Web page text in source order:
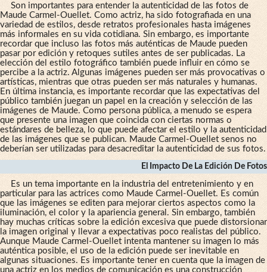
Son importantes para entender la autenticidad de las fotos de
Maude Carmel-Ouellet. Como actriz, ha sido fotografiada en una
variedad de estilos, desde retratos profesionales hasta imágenes
más informales en su vida cotidiana. Sin embargo, es importante
recordar que incluso las fotos más auténticas de Maude pueden
pasar por edición y retoques sutiles antes de ser publicadas. La
elección del estilo fotográfico también puede influir en cómo se
percibe a la actriz. Algunas imágenes pueden ser más provocativas o
artísticas, mientras que otras pueden ser más naturales y humanas.
En última instancia, es importante recordar que las expectativas del
público también juegan un papel en la creación y selección de las
imágenes de Maude. Como persona pública, a menudo se espera
que presente una imagen que coincida con ciertas normas o
estándares de belleza, lo que puede afectar el estilo y la autenticidad
de las imágenes que se publican. Maude Carmel-Ouellet senos no
deberían ser utilizadas para desacreditar la autenticidad de sus fotos.
El Impacto De La Edición De Fotos
Es un tema importante en la industria del entretenimiento y en
particular para las actrices como Maude Carmel-Ouellet. Es común
que las imágenes se editen para mejorar ciertos aspectos como la
iluminación, el color y la apariencia general. Sin embargo, también
hay muchas críticas sobre la edición excesiva que puede distorsionar
la imagen original y llevar a expectativas poco realistas del público.
Aunque Maude Carmel-Ouellet intenta mantener su imagen lo más
auténtica posible, el uso de la edición puede ser inevitable en
algunas situaciones. Es importante tener en cuenta que la imagen de
una actriz en los medios de comunicación es una construcción